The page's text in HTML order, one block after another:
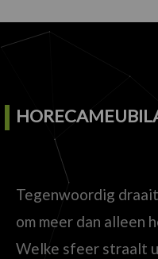
Tegenwoordig
om meer dan alleen
Welke sfeer straalt